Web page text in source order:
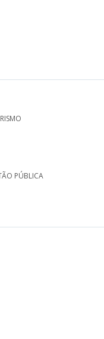
PÚBLICA